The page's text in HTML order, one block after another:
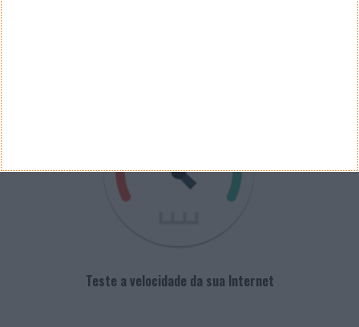
Teste a velocidade da sua Internet